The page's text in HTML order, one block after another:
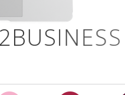
BUSINESS